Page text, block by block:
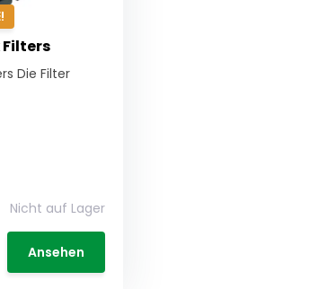
Filters
Die Filter
Nicht auf Lager
Ansehen